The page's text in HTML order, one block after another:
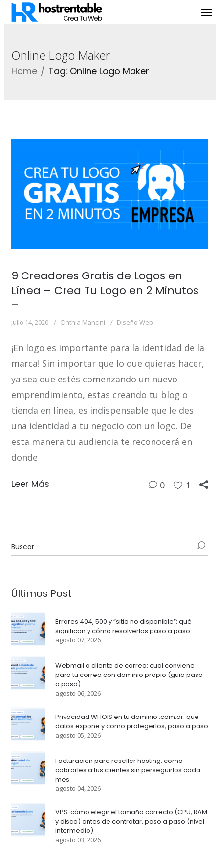
Online Logo Maker
Home Tag: Online Logo Maker
9 Creadores Gratis de Logos en
Línea – Crea Tu Logo en 2 Minutos
–
julio 14, 2020 Cinthia Mancini Diseño Web
¡En logo es importante para la identidad de la
marca! Sin importar que lo que quieras hacer,
ya sea que estés comenzando un nuevo
emprendimiento, estas creando tu blog o
tienda en línea, es indispensable que le des
una identidad a tu negocio con un logo. De
esta manera tu audiencia te reconocerá en
donde
Leer Más 0 1
Últimos Post
Errores 404, 500 y “sitio no disponible”: qué
significan y cómo resolverlos paso a paso
agosto 07, 2026
Webmail o cliente de correo: cual conviene
para tu correo con dominio propio (guia paso
a paso)
agosto 06, 2026
Privacidad WHOIS en tu dominio .com.ar: que
datos expone y como protegerlos, paso a paso
agosto 05, 2026
Facturacion para reseller hosting: como
cobrarles a tus clientes sin perseguirlos cada
mes
agosto 04, 2026
VPS: cómo elegir el tamaño correcto (CPU, RAM
y disco) antes de contratar, paso a paso (nivel
intermedio)
agosto 03, 2026